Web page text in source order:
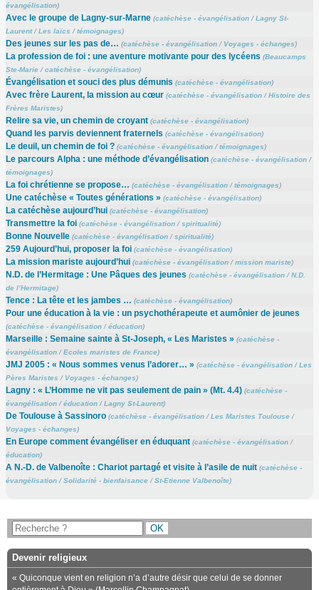
évangélisation)
Avec le groupe de Lagny-sur-Marne (catéchèse - évangélisation/Lagny St-
Laurent/Les laïcs /témoignages)
Des jeunes sur les pas de… (catéchèse - évangélisation/ Voyages - échanges)
La profession de foi : une aventure motivante pour des lycéens (Beaucamps
Ste-Marie/catéchèse - évangélisation)
Évangélisation et souci des plus démunis (catéchèse - évangélisation)
Avec frère Laurent, la mission au cœur (catéchèse - évangélisation/Histoire des
Frères Maristes)
Relire sa vie, un chemin de croyant (catéchèse - évangélisation)
Quand les parvis deviennent fraternels (catéchèse - évangélisation)
Le deuil, un chemin de foi ? (catéchèse - évangélisation/témoignages)
Le parcours Alpha : une méthode d’évangélisation (catéchèse - évangélisation/
témoignages)
La foi chrétienne se propose… (catéchèse - évangélisation/témoignages)
Une catéchèse « Toutes générations » (catéchèse - évangélisation)
La catéchèse aujourd’hui (catéchèse - évangélisation)
Transmettre la foi (catéchèse - évangélisation/spiritualité)
Bonne Nouvelle (catéchèse - évangélisation/ spiritualité)
259 Aujourd’hui, proposer la foi (catéchèse - évangélisation)
La mission mariste aujourd’hui (catéchèse - évangélisation/mission mariste)
N.D. de l’Hermitage : Une Pâques des jeunes (catéchèse - évangélisation/N.D.
de l’Hermitage)
Tence : La tête et les jambes … (catéchèse - évangélisation)
Pour une éducation à la vie : un psychothérapeute et aumônier de jeunes
(catéchèse - évangélisation/éducation)
Marseille : Semaine sainte à St-Joseph, « Les Maristes » (catéchèse -
évangélisation/Ecoles maristes de France)
JMJ 2005 : « Nous sommes venus l’adorer… » (catéchèse - évangélisation/Les
Pères Maristes / Voyages - échanges)
Lagny : « L’Homme ne vit pas seulement de pain » (Mt. 4.4) (catéchèse -
évangélisation/éducation/Lagny St-Laurent)
De Toulouse à Sassinoro (catéchèse - évangélisation/Les Maristes Toulouse/
Voyages - échanges)
En Europe comment évangéliser en éduquant (catéchèse - évangélisation/
éducation)
A N.-D. de Valbenoîte : Chariot partagé et visite à l’asile de nuit (catéchèse -
évangélisation/Solidarité - bienfaisance/St-Etienne Valbenoîte)
Devenir religieux
« Quiconque vient en religion n’a d’autre désir que celui de se donner